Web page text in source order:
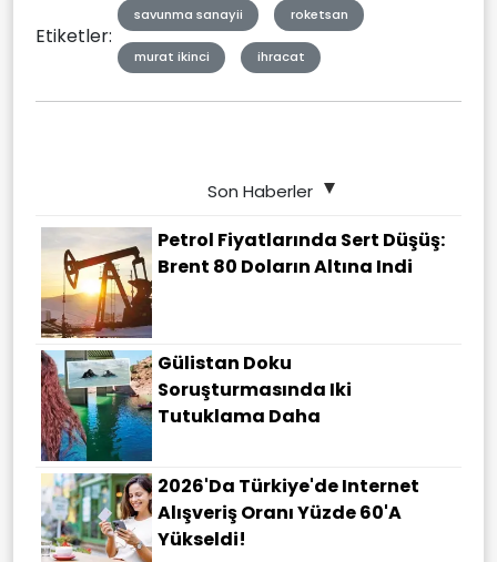
Etiketler:
savunma sanayii roketsan
murat ikinci ihracat
Son Haberler
Petrol Fiyatlarında Sert Düşüş:
Brent 80 Doların Altına Indi
Gülistan Doku
Soruşturmasında Iki
Tutuklama Daha
2026'da Türkiye'de Internet
Alışveriş Oranı Yüzde 60'a
Yükseldi!